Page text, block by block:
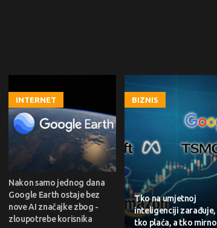
INTERNET
Nakon samo jednog dana
Google Earth ostaje bez
nove AI značajke zbog -
zloupotrebe korisnika
BIZNIS
Tko na umjetnoj
inteligenciji zarađuje,
tko plaća, a tko mirno